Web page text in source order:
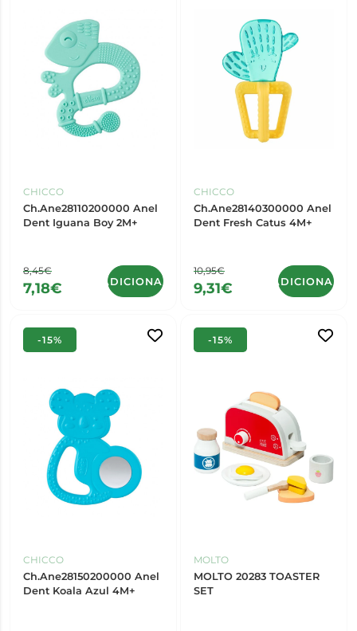
CHICCO
Ch.Ane28110200000 Anel
Dent Iguana Boy 2M+
8,45€
7,18€ ADICIONAR
CHICCO
Ch.Ane28140300000 Anel
Dent Fresh Catus 4M+
10,95€
9,31€ ADICIONAR
-15%
CHICCO
Ch.Ane28150200000 Anel
Dent Koala Azul 4M+
-15%
MOLTO
MOLTO 20283 TOASTER
SET